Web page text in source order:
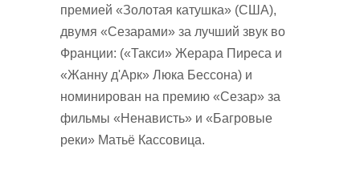
премией «Золотая катушка» (США),
двумя «Сезарами» за лучший звук во
Франции: («Такси» Жерара Пиреса и
«Жанну д'Арк» Люка Бессона) и
номинирован на премию «Сезар» за
фильмы «Ненависть» и «Багровые
реки» Матьё Кассовица.